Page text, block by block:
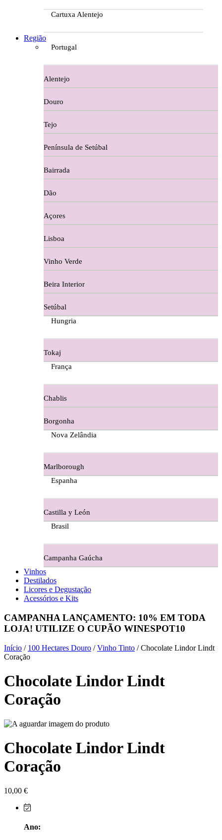
Cartuxa Alentejo
Casa Dos Migueis Douro
Casa Relvas Alentejo
Caves de São João - Bairrada
Charcutaria
Copos e Decanter
Cortes De Reguengo Douro
Digestivos
Divai - Alentejo
Dona Sancha Dão
Doroteia Douro
Ermelinda Freitas - Setubal
Evidencia Dão
Ferraz Wine - Beira Interior
Figueira Coriga - Alentejo
Guerreiro Vinhos - Bairrada
Herdade da Lisboa Alentejo
Herdade Do Freixo - Alentejo
Herdade do Moinho Branco - Alentejo
Herdade do Sobroso Alentejo
Herdade dos Coteis Alentejo
Herdade Papa Leite - Alentejo
Horacio Simoes Setubal
Isento - Douro
Já Te Disse - Alentejo
João Tique - Top Wines - Alentejo
Região
Portugal
Alentejo
Douro
Tejo
Península de Setúbal
Bairrada
Dão
Açores
Lisboa
Vinho Verde
Beira Interior
Setúbal
Hungria
Tokaj
França
Chablis
Borgonha
Nova Zelândia
Marlborough
Espanha
Castilla y León
Brasil
Campanha Gaúcha
Vinhos
Destilados
Licores e Degustação
Acessórios e Kits
CAMPANHA LANÇAMENTO: 10% EM TODA
LOJA! UTILIZE O CUPÃO WINESPOT10
Início / 100 Hectares Douro /Vinho Tinto / Chocolate Lindor Lindt
Coração
Chocolate Lindor Lindt
Coração
Chocolate Lindor Lindt
Coração
10,00 €
Ano: